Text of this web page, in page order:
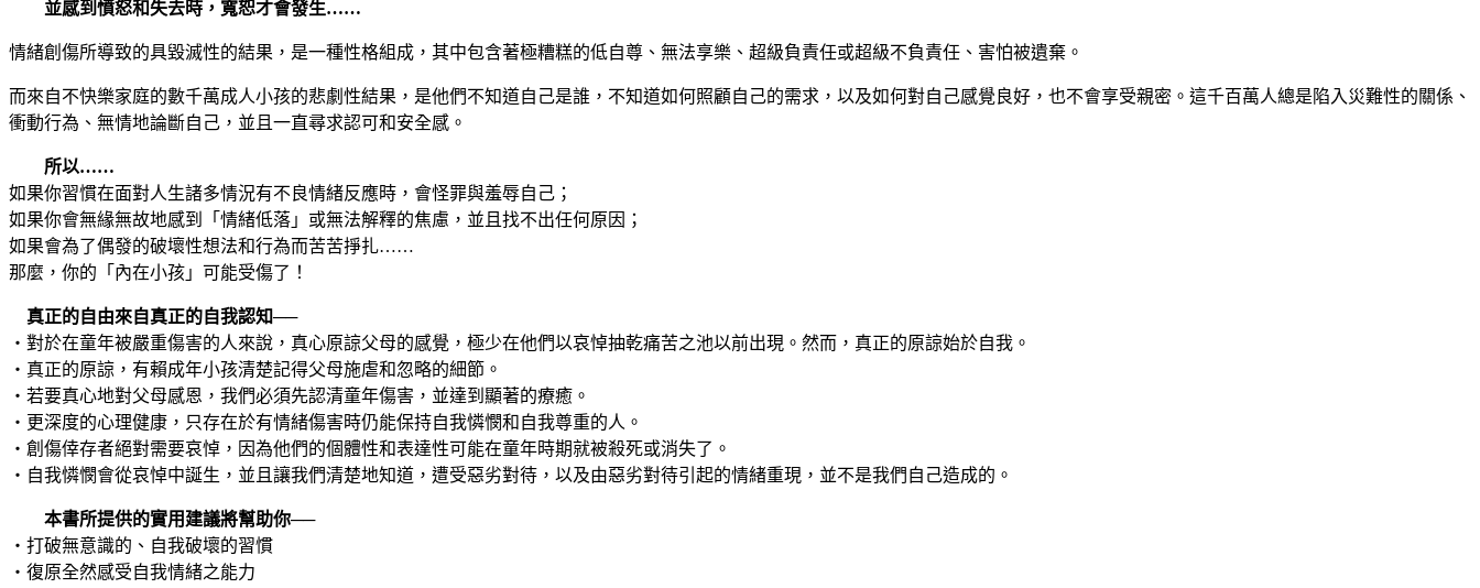
並感到憤怒和失去時，寬恕才會發生……
情緒創傷所導致的具毀滅性的結果，是一種性格組成，其中包含著極糟糕的低自尊、無法享樂、超級負責任或超級不負責任、害怕被遺棄。
而來自不快樂家庭的數千萬成人小孩的悲劇性結果，是他們不知道自己是誰，不知道如何照顧自己的需求，以及如何對自己感覺良好，也不會享受親密。這千百萬人總是陷入災難性的關係、
衝動行為、無情地論斷自己，並且一直尋求認可和安全感。
所以……
如果你習慣在面對人生諸多情況有不良情緒反應時，會怪罪與羞辱自己；
如果你會無緣無故地感到「情緒低落」或無法解釋的焦慮，並且找不出任何原因；
如果會為了偶發的破壞性想法和行為而苦苦掙扎……
那麼，你的「內在小孩」可能受傷了！
真正的自由來自真正的自我認知──
‧對於在童年被嚴重傷害的人來說，真心原諒父母的感覺，極少在他們以哀悼抽乾痛苦之池以前出現。然而，真正的原諒始於自我。
‧真正的原諒，有賴成年小孩清楚記得父母施虐和忽略的細節。
‧若要真心地對父母感恩，我們必須先認清童年傷害，並達到顯著的療癒。
‧更深度的心理健康，只存在於有情緒傷害時仍能保持自我憐憫和自我尊重的人。
‧創傷倖存者絕對需要哀悼，因為他們的個體性和表達性可能在童年時期就被殺死或消失了。
‧自我憐憫會從哀悼中誕生，並且讓我們清楚地知道，遭受惡劣對待，以及由惡劣對待引起的情緒重現，並不是我們自己造成的。
本書所提供的實用建議將幫助你──
‧打破無意識的、自我破壞的習慣
‧復原全然感受自我情緒之能力